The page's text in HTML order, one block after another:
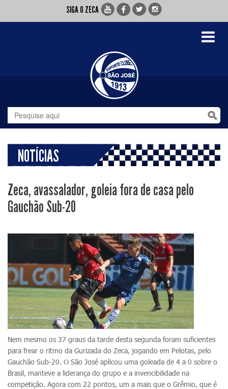
SIGA O ZECA
Toggle
NOTÍCIAS
Zeca, avassalador, goleia fora de casa pelo
Gauchão Sub-20
Nem mesmo os 37 graus da tarde desta segunda foram suficientes
para frear o ritmo da Gurizada do Zeca, jogando em Pelotas, pelo
Gauchão Sub-20. O São José aplicou uma goleada de 4 a 0 sobre o
Brasil, manteve a liderança do grupo e a invencibilidade na
competição. Agora com 22 pontos, um a mais que o Grêmio, que é